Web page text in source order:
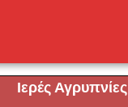
Ιερές Αγρυπνίες